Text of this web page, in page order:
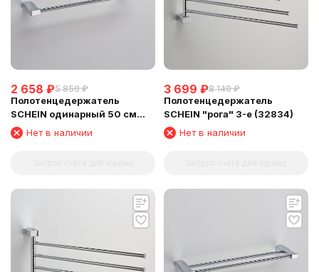
2 658 ₽5 850 ₽
Полотенцедержатель
SCHEIN одинарный 50 см
(32812)Нет в наличии
3 699 ₽8 140 ₽
Полотенцедержатель
SCHEIN "рога" 3-е (32834)
Нет в наличии